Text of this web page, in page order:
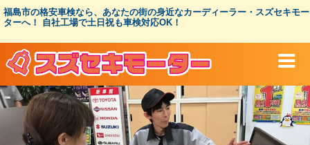
コ
ン
ツ
ス
キ
福島市の格安車検なら、あなたの街の身近なカーディーラー・スズセキモー
ターへ！ 自社工場で土日祝も車検対応OK！